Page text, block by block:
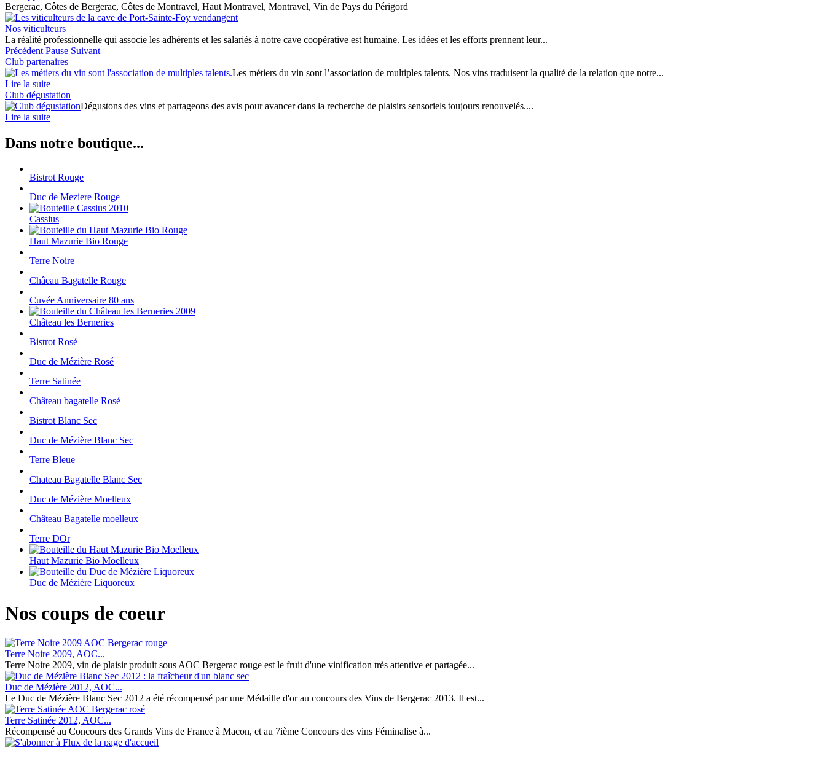
Bergerac, Côtes de Bergerac, Côtes de Montravel, Haut Montravel, Montravel, Vin de Pays du Périgord
Nos viticulteurs
La réalité professionnelle qui associe les adhérents et les salariés à notre cave coopérative est humaine. Les idées et les efforts prennent leur...
Précédent Pause Suivant
Club partenaires
Les métiers du vin sont l’association de multiples talents. Nos vins traduisent la qualité de la relation que notre...
Lire la suite
Club dégustation
Dégustons des vins et partageons des avis pour avancer dans la recherche de plaisirs sensoriels toujours renouvelés....
Lire la suite
Dans notre boutique...
Bistrot Rouge
Duc de Meziere Rouge
Cassius
Haut Mazurie Bio Rouge
Terre Noire
Châeau Bagatelle Rouge
Cuvée Anniversaire 80 ans
Château les Berneries
Bistrot Rosé
Duc de Mézière Rosé
Terre Satinée
Château bagatelle Rosé
Bistrot Blanc Sec
Duc de Mézière Blanc Sec
Terre Bleue
Chateau Bagatelle Blanc Sec
Duc de Mézière Moelleux
Château Bagatelle moelleux
Terre DOr
Haut Mazurie Bio Moelleux
Duc de Mézière Liquoreux
Nos coups de coeur
Terre Noire 2009, AOC...
Terre Noire 2009, vin de plaisir produit sous AOC Bergerac rouge est le fruit d'une vinification très attentive et partagée...
Duc de Mézière 2012, AOC...
Le Duc de Mézière Blanc Sec 2012 a été récompensé par une Médaille d'or au concours des Vins de Bergerac 2013. Il est...
Terre Satinée 2012, AOC...
Récompensé au Concours des Grands Vins de France à Macon, et au 7ième Concours des vins Féminalise à...